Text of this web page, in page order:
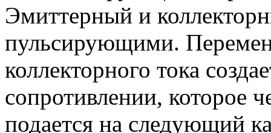
Эмиттерный и
пульсирующими.
коллекторного тока
сопротивлении, которое
подается на следующий